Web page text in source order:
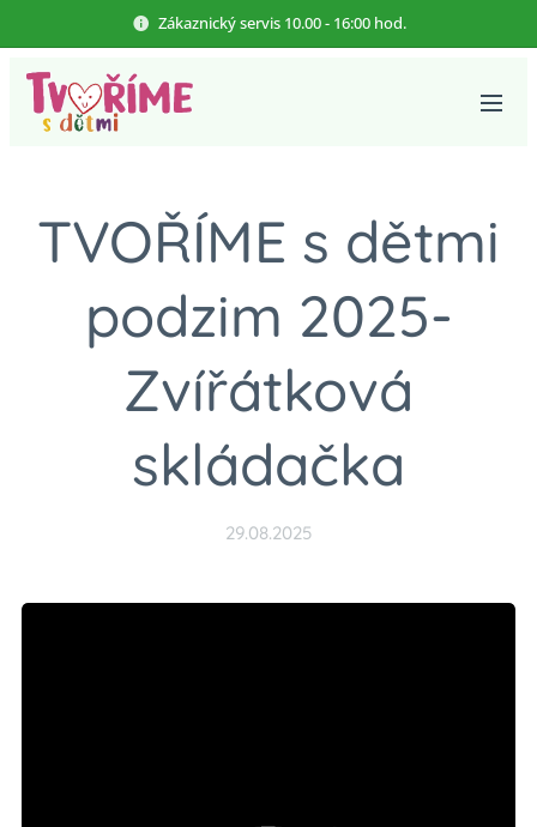
Zákaznický servis 10.00 - 16:00 hod.
TVOŘÍME s dětmi
podzim 2025-
Zvířátková
skládačka
29.08.2025